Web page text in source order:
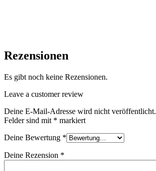
Rezensionen
Es gibt noch keine Rezensionen.
Leave a customer review
Deine E-Mail-Adresse wird nicht veröffentlicht.
Felder sind mit * markiert
Deine Bewertung *
Deine Rezension *